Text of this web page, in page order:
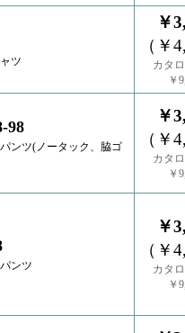
ツ
￥
（￥
カタ
￥
98
ンツ(ノータック、脇ゴ
￥
（￥
カタ
￥
ンツ
￥
（￥
カタ
￥